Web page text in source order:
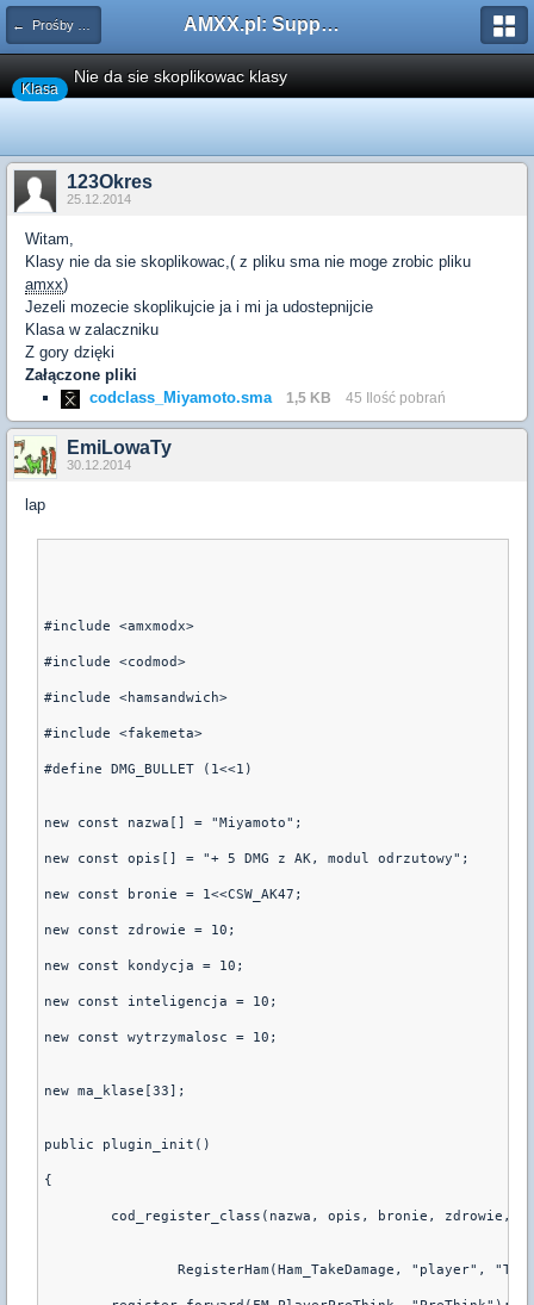
← Prośby o modyfikacje silników/klas/perków AMXX.pl: Support AMX Mod X i SourceMod
Klasa
Nie da sie skoplikowac klasy
123Okres
25.12.2014
Witam,
Klasy nie da sie skoplikowac,( z pliku sma nie moge zrobic pliku
amxx)
Jezeli mozecie skoplikujcie ja i mi ja udostepnijcie
Klasa w zalaczniku
Z gory dzięki
Załączone pliki
codclass_Miyamoto.sma
1,5 KB 45 Ilość pobrań
EmiLowaTy
30.12.2014
lap
#include <amxmodx>
#include <codmod>
#include <hamsandwich>
#include <fakemeta>
#define DMG_BULLET (1<<1)
new const nazwa[] = "Miyamoto";
new const opis[] = "+ 5 DMG z AK, modul odrzutowy";
new const bronie = 1<<CSW_AK47;
new const zdrowie = 10;
new const kondycja = 10;
new const inteligencja = 10;
new const wytrzymalosc = 10;
new ma_klase[33];
public plugin_init()
{
cod_register_class(nazwa, opis, bronie, zdrowie,
RegisterHam(Ham_TakeDamage, "player",